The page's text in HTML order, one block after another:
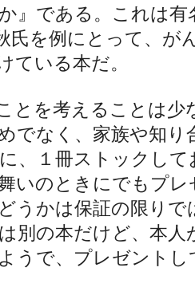
』である。これは有
氏を例にとって、が
ている本だ。
とを考えることは少
でなく、家族や知り
、１冊ストックし
いのときにでもプ
うかは保証の限りで
別の本だけど、本人
うで、プレゼント